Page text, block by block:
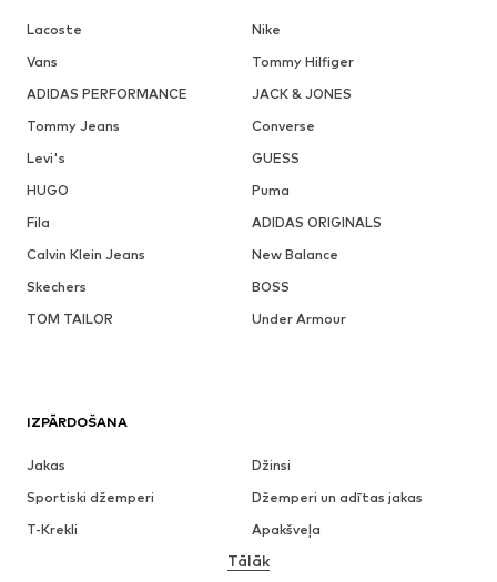
Lacoste
Nike
Vans
Tommy Hilfiger
ADIDAS PERFORMANCE
JACK & JONES
Tommy Jeans
Converse
Levi's
GUESS
HUGO
Puma
Fila
ADIDAS ORIGINALS
Calvin Klein Jeans
New Balance
Skechers
BOSS
TOM TAILOR
Under Armour
IZPĀRDOŠANA
Jakas
Džinsi
Sportiski džemperi
Džemperi un adītas jakas
T-Krekli
Apakšveļa
Krekli
Tālāk